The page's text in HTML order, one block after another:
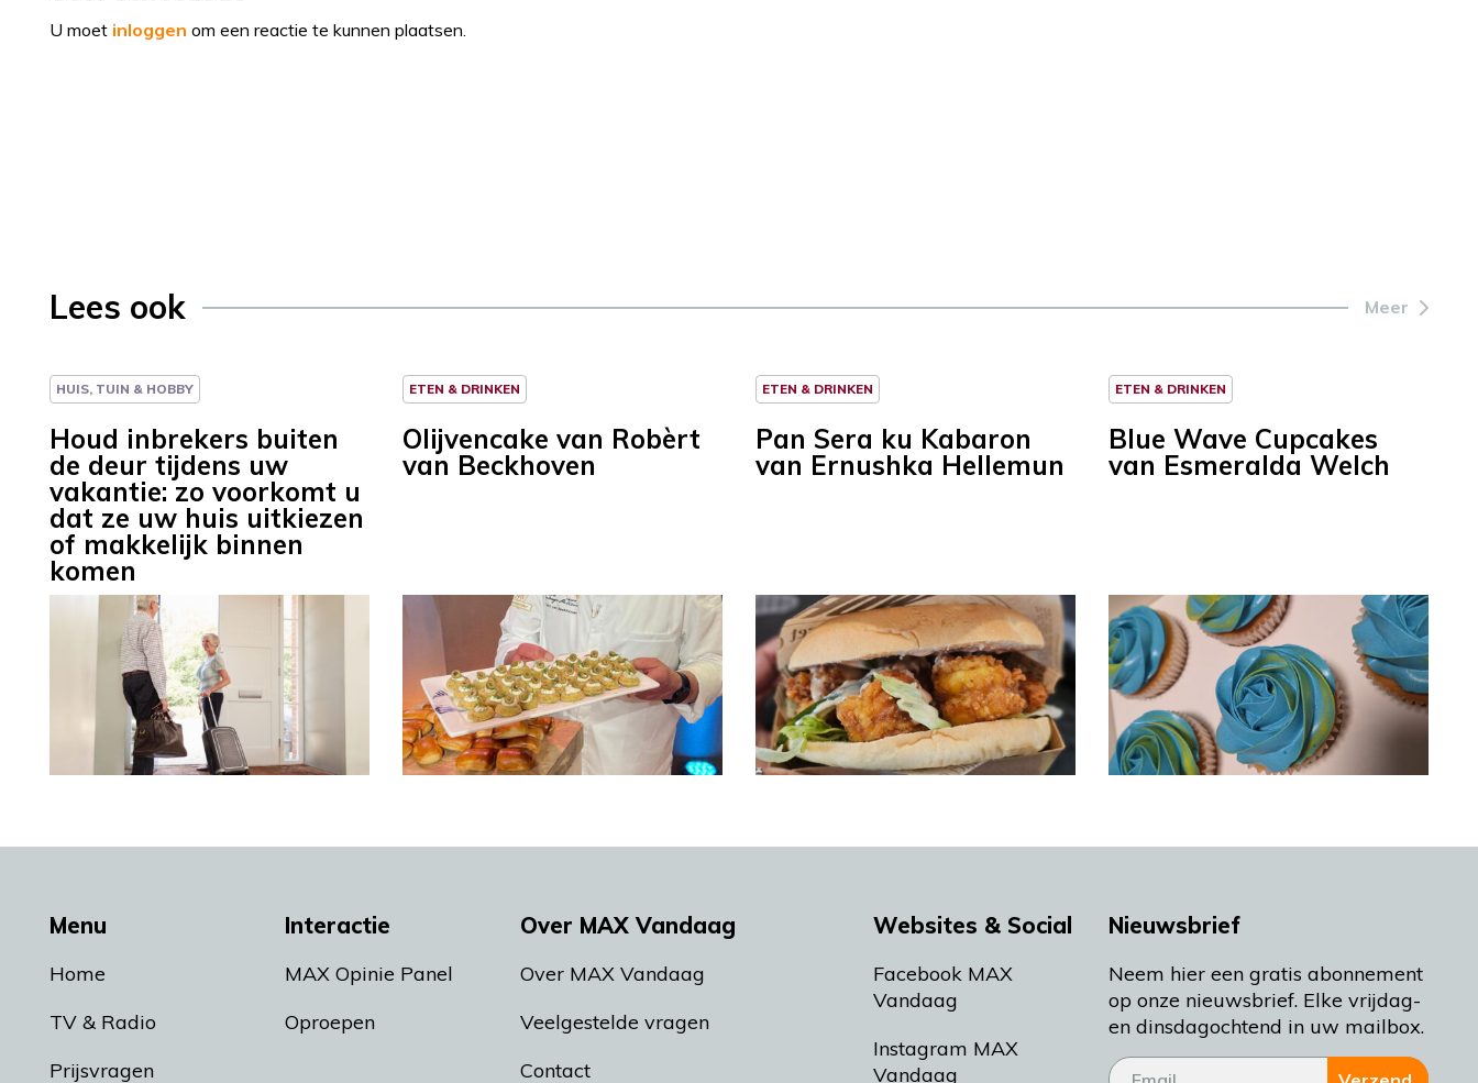
U moet inloggen om een reactie te kunnen plaatsen.
Lees ook Meer
HUIS, TUIN & HOBBY
Houd inbrekers buiten
de deur tijdens uw
vakantie: zo voorkomt u
dat ze uw huis uitkiezen
of makkelijk binnen
komen
ETEN & DRINKEN
Olijvencake van Robèrt
van Beckhoven
ETEN & DRINKEN
Pan Sera ku Kabaron
van Ernushka Hellemun
ETEN & DRINKEN
Blue Wave Cupcakes
van Esmeralda Welch
Menu
Home
TV & Radio
Prijsvragen
Interactie
MAX Opinie Panel
Oproepen
Over MAX Vandaag
Over MAX Vandaag
Veelgestelde vragen
Contact
Websites & Social
Facebook MAX
Vandaag
Instagram MAX
Vandaag
Nieuwsbrief
Neem hier een gratis abonnement
op onze nieuwsbrief. Elke vrijdag-
en dinsdagochtend in uw mailbox.